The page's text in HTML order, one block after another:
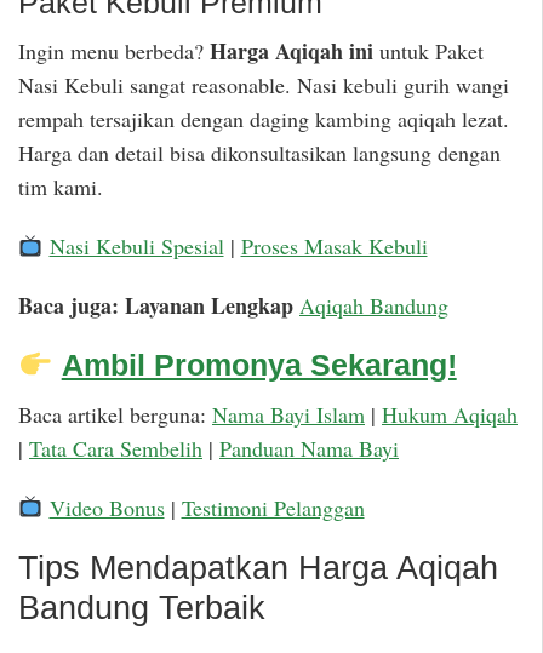
Ingin menu berbeda? Harga Aqiqah ini untuk Paket
Nasi Kebuli sangat reasonable. Nasi kebuli gurih wangi
rempah tersajikan dengan daging kambing aqiqah lezat.
Harga dan detail bisa dikonsultasikan langsung dengan
tim kami.
Nasi Kebuli Spesial| Proses Masak Kebuli
Baca juga: Layanan Lengkap Aqiqah Bandung
Ambil Promonya Sekarang!
Baca artikel berguna: Nama Bayi Islam | Hukum Aqiqah
| Tata Cara Sembelih | Panduan Nama Bayi
Video Bonus| Testimoni Pelanggan
Tips Mendapatkan Harga Aqiqah
Bandung Terbaik